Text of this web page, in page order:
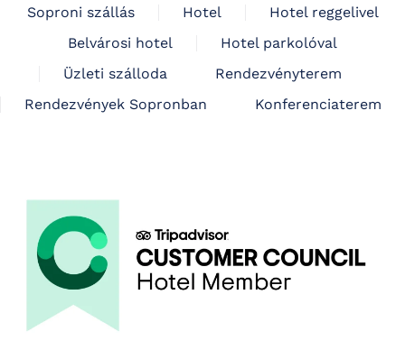
Soproni szállás Hotel
Hotel reggelivel
Belvárosi hotel
Hotel parkolóval
Üzleti szálloda
Rendezvényterem
Rendezvények Sopronban
Konferenciaterem